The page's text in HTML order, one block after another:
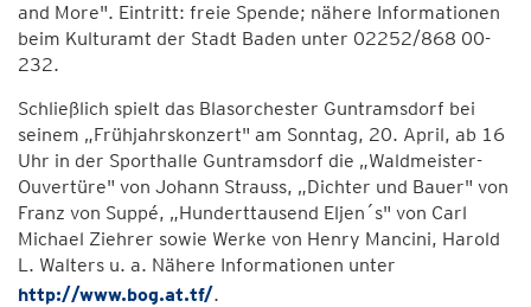
and More". Eintritt: freie Spende; nähere Informationen
beim Kulturamt der Stadt Baden unter 02252/868 00-
232.
Schließlich spielt das Blasorchester Guntramsdorf bei
seinem „Frühjahrskonzert" am Sonntag, 20. April, ab 16
Uhr in der Sporthalle Guntramsdorf die „Waldmeister-
Ouvertüre" von Johann Strauss, „Dichter und Bauer" von
Franz von Suppé, „Hunderttausend Eljen´s" von Carl
Michael Ziehrer sowie Werke von Henry Mancini, Harold
L. Walters u. a. Nähere Informationen unter
http://www.bog.at.tf/.